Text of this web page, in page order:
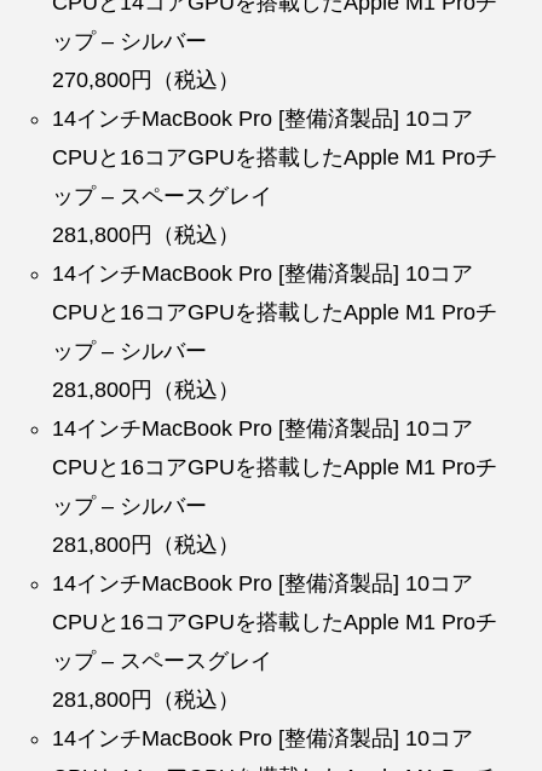
ップ – シルバー
270,800円（税込）
14インチMacBook Pro [整備済製品] 10コア
CPUと16コアGPUを搭載したApple M1 Proチ
ップ – スペースグレイ
281,800円（税込）
14インチMacBook Pro [整備済製品] 10コア
CPUと16コアGPUを搭載したApple M1 Proチ
ップ – シルバー
281,800円（税込）
14インチMacBook Pro [整備済製品] 10コア
CPUと16コアGPUを搭載したApple M1 Proチ
ップ – シルバー
281,800円（税込）
14インチMacBook Pro [整備済製品] 10コア
CPUと16コアGPUを搭載したApple M1 Proチ
ップ – スペースグレイ
281,800円（税込）
14インチMacBook Pro [整備済製品] 10コア